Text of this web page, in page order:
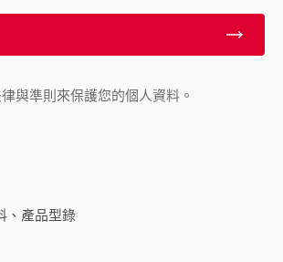
與準則來保護您的個人資料。
、產品型錄